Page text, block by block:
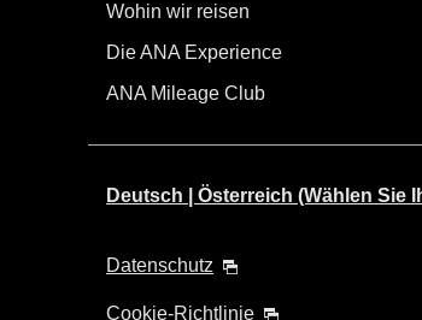
Wohin wir reisen
Die ANA Experience
ANA Mileage Club
Deutsch | Österreich (Wählen Sie
Datenschutz
Cookie-Richtlinie